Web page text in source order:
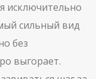
исключительно
сильный вид
без
выгорает.